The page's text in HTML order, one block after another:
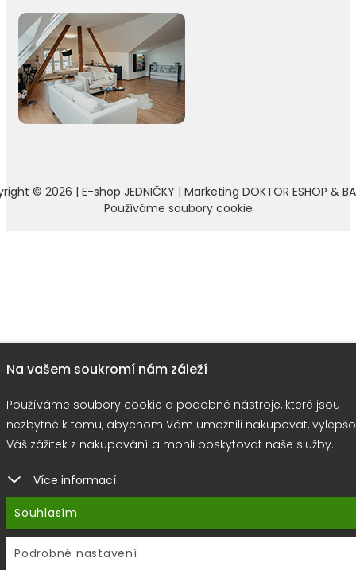
© 2026 | E-shop JEDNIČKY | Marketing DOKTOR ESHOP &
Používáme soubory cookie
Na vašem soukromí nám záleží
Používáme soubory cookie a podobné nástroje, které jsou
nezbytné k tomu, abychom Vám umožnili nakupovat,
Váš zážitek z nakupování a mohli poskytovat naše služby.
Více informací
Souhlasím
Podrobné nastavení